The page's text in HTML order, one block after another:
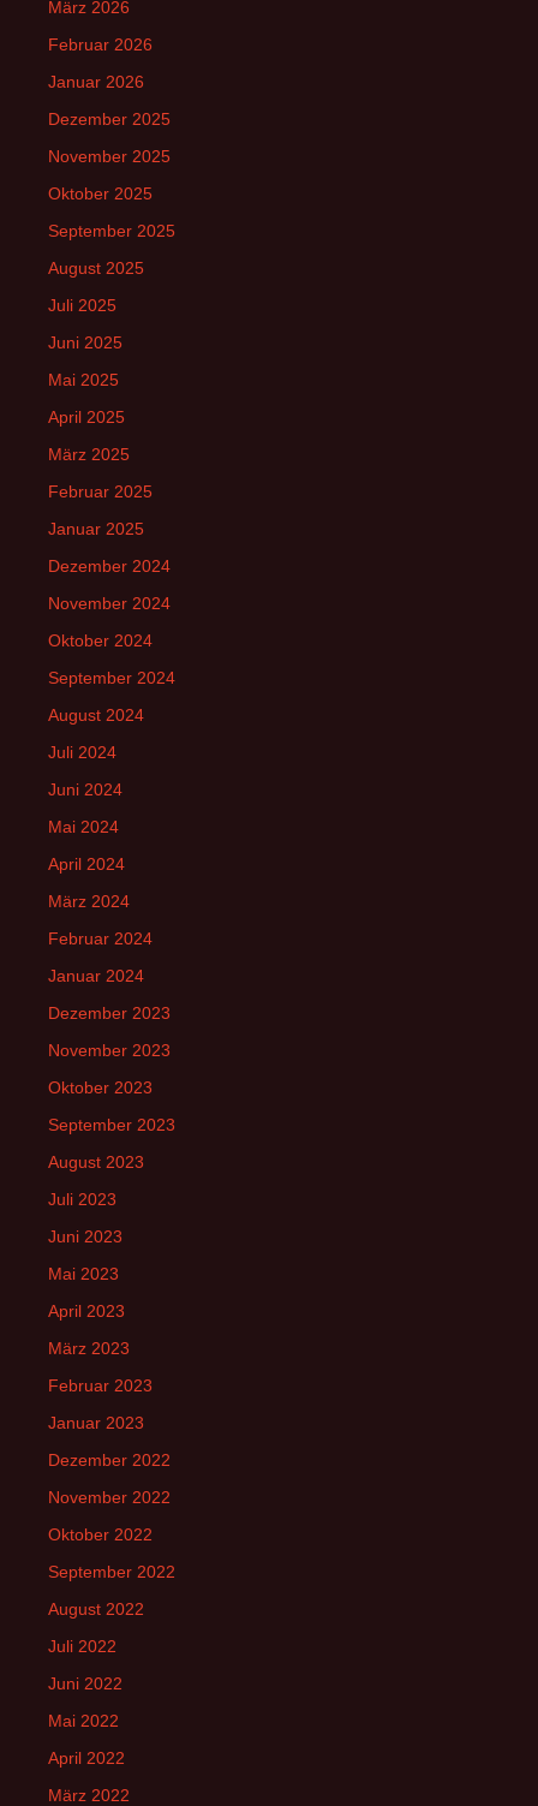
März 2026
Februar 2026
Januar 2026
Dezember 2025
November 2025
Oktober 2025
September 2025
August 2025
Juli 2025
Juni 2025
Mai 2025
April 2025
März 2025
Februar 2025
Januar 2025
Dezember 2024
November 2024
Oktober 2024
September 2024
August 2024
Juli 2024
Juni 2024
Mai 2024
April 2024
März 2024
Februar 2024
Januar 2024
Dezember 2023
November 2023
Oktober 2023
September 2023
August 2023
Juli 2023
Juni 2023
Mai 2023
April 2023
März 2023
Februar 2023
Januar 2023
Dezember 2022
November 2022
Oktober 2022
September 2022
August 2022
Juli 2022
Juni 2022
Mai 2022
April 2022
März 2022